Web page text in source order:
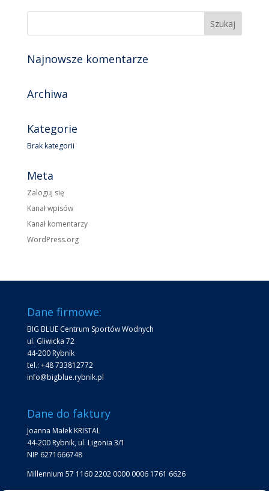
Najnowsze komentarze
Archiwa
Kategorie
Brak kategorii
Meta
Zaloguj się
Kanał wpisów
Kanał komentarzy
WordPress.org
Dane firmowe:
BIG BLUE Centrum Sportów Wodnych
ul. Gliwicka 72
44-200 Rybnik
tel.: +48 733812772
info@bigblue.rybnik.pl
Dane do faktury
Joanna Małek KRISTAL
44-200 Rybnik, ul. Ligonia 3/1
NIP 6271666748
Millennium 57 1160 2202 0000 0006 1761 6626